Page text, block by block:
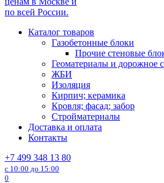
Каталог товаров
Газобетонные блоки
Прочие стеновые
Геоматериалы и дорожное
ЖБИ
Изоляция
Кирпич; керамика
Кровля; фасад; забор
Стройматериалы
Доставка и оплата
Контакты
+7 499 348 13 80
с 10:00 до 15:00
0